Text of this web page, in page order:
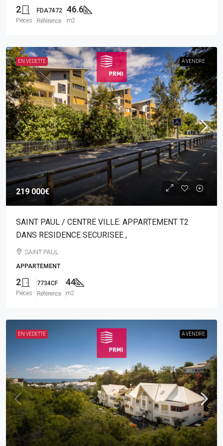
2
Pièces
FDA7472
Référence
46.6
m2
EN VEDETTE A VENDRE
219 000€
SAINT PAUL / CENTRE VILLE: APPARTEMENT T2
DANS RESIDENCE SECURISEE ,
SAINT PAUL
APPARTEMENT
2
Pièces
7734CF
Référence
44
m2
EN VEDETTE A VENDRE